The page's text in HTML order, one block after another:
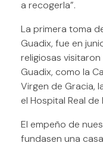
a recogerla”.
La primera toma
Guadix, fue en
religiosas
Guadix, como la
Virgen de Gracia,
el Hospital Real
El empeño de
fundasen una